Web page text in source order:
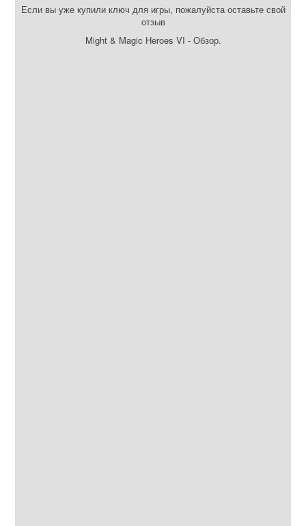
Если вы уже купили ключ для игры, пожалуйста оставьте свой
отзыв
Might & Magic Heroes VI - Обзор.